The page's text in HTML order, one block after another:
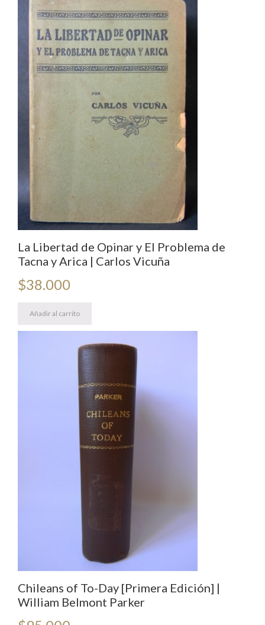
La Libertad de Opinar y El Problema de
Tacna y Arica | Carlos Vicuña
$38.000
Añadir al carrito
Chileans of To-Day [Primera Edición] |
William Belmont Parker